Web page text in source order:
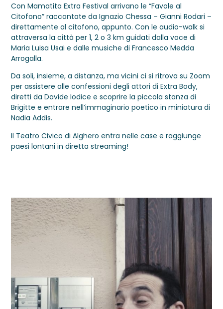
Con Mamatita Extra Festival arrivano le “Favole al
Citofono” raccontate da Ignazio Chessa – Gianni Rodari –
direttamente al citofono, appunto. Con le audio-walk si
attraversa la città per 1, 2 o 3 km guidati dalla voce di
Maria Luisa Usai e dalle musiche di Francesco Medda
Arrogalla.
Da soli, insieme, a distanza, ma vicini ci si ritrova su Zoom
per assistere alle confessioni degli attori di Extra Body,
diretti da Davide Iodice e scoprire la piccola stanza di
Brigitte e entrare nell’immaginario poetico in miniatura di
Nadia Addis.
Il Teatro Civico di Alghero entra nelle case e raggiunge
paesi lontani in diretta streaming!